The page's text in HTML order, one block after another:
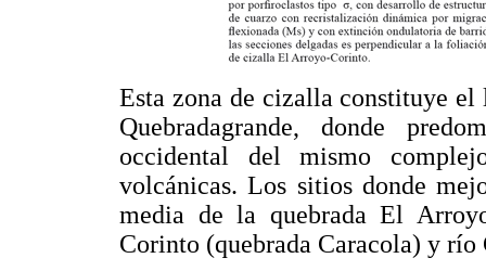
Esta zona de cizalla constituye
Quebradagrande, donde
occidental del mismo
volcánicas. Los sitios donde
media de la quebrada El
Corinto (quebrada Caracola) y río